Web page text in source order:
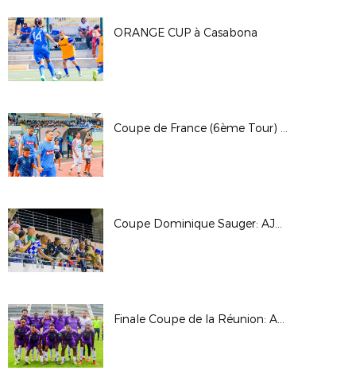
ORANGE CUP à Casabona
Coupe de France (6ème Tour) : JS Saint Pierroise - ES Dominicaine
Coupe Dominique Sauger: AJS Bellemène - SS Charles de Foucauld
Finale Coupe de la Réunion: AS Jeanne D'Arc - Saint Pauloise FC